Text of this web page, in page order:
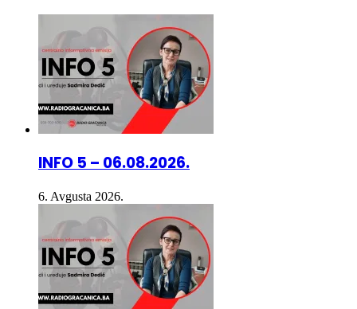
INFO 5 – 06.08.2026.
6. Avgusta 2026.